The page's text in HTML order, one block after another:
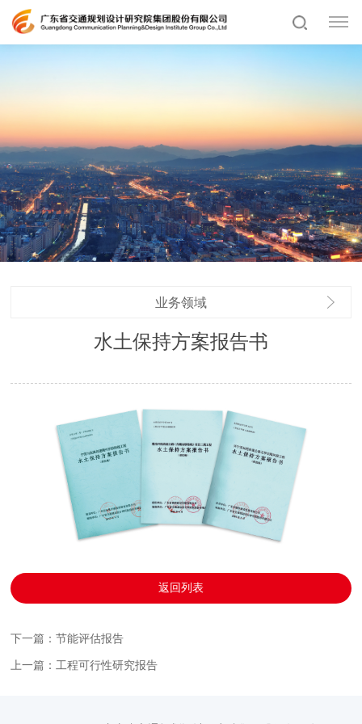
业务领域
水土保持方案报告书
返回列表
下一篇：节能评估报告
上一篇：工程可行性研究报告